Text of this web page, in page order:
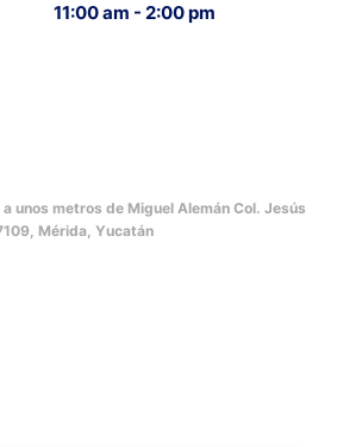
11:00 am - 2:00 pm
unos metros de Miguel Alemán Col. Jesús
Mérida, Yucatán